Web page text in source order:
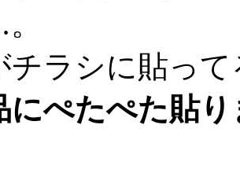
チラシに貼っ
にぺたぺた貼